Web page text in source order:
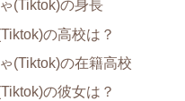
(Tiktok)の身長
の高校は？
(Tiktok)の在籍高校
の彼女は？